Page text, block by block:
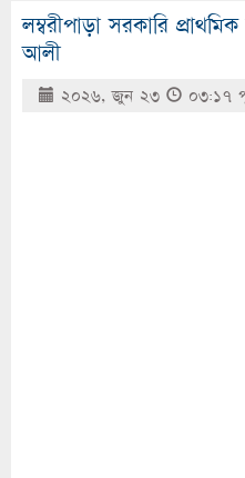
লম্বরীপাড়া সরকারি
আলী
২০২৬, জুন ২৩ ০৩:১৭